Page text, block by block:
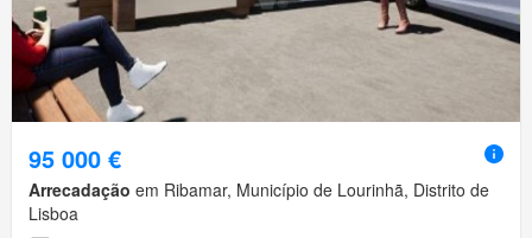
95 000 €
Arrecadação em Ribamar, Município de Lourinhã, Distrito de
Lisboa